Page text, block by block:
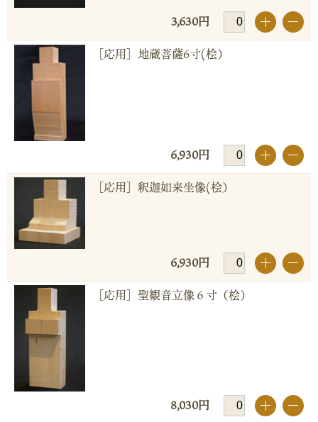
3,630円 +
［応用］地蔵菩薩6寸(桧）
6,930円 +
［応用］釈迦如来坐像(桧）
6,930円 +
［応用］聖観音立像６寸（桧）
8,030円 +